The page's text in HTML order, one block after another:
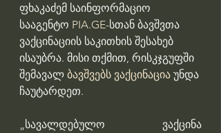
ფხაკაძემ საინფორმაციო
სააგენტო PIA.GE-სთან ბავშვთა
ვაქცინაციის საკითხის შესახებ
ისაუბრა. მისი თქმით, რისკჯგუფში
შემავალ ბავშვებს ვაქცინაცია უნდა
ჩაუტარდეთ.
„სავალდებულო ვაქცინა